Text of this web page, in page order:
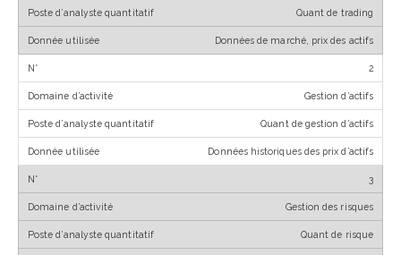
Quant de trading
Données de marché, prix des actifs
2
Gestion d’actifs
Quant de gestion d’actifs
Données historiques des prix d’actifs
3
Gestion des risques
Quant de risque